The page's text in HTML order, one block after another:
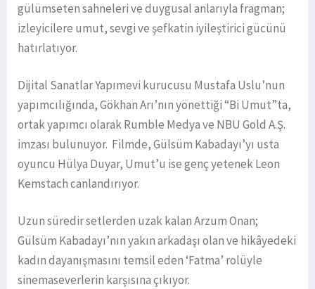
gülümseten sahneleri ve duygusal anlarıyla fragman;
izleyicilere umut, sevgi ve şefkatin iyileştirici gücünü
hatırlatıyor.
Dijital Sanatlar Yapımevi kurucusu Mustafa Uslu’nun
yapımcılığında, Gökhan Arı’nın yönettiği “Bi Umut”ta,
ortak yapımcı olarak Rumble Medya ve NBU Gold A.Ş.
imzası bulunuyor. Filmde, Gülsüm Kabadayı’yı usta
oyuncu Hülya Duyar, Umut’u ise genç yetenek Leon
Kemstach canlandırıyor.
Uzun süredir setlerden uzak kalan Arzum Onan;
Gülsüm Kabadayı’nın yakın arkadaşı olan ve hikâyedeki
kadın dayanışmasını temsil eden ‘Fatma’ rolüyle
sinemaseverlerin karşısına çıkıyor.